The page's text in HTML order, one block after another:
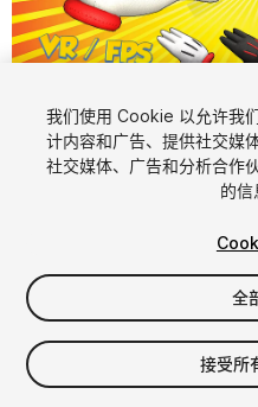
$15
增值税将在结算时计算
我们使用 Cookie 以允许我
计内容和广告、提供社交媒
社交媒体、广告和分析合作
的信
全
接受所